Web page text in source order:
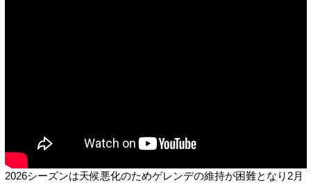
2026シーズンは天候悪化のためゲレンデの維持が困難となり2月